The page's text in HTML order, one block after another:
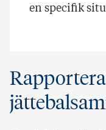
en specifik